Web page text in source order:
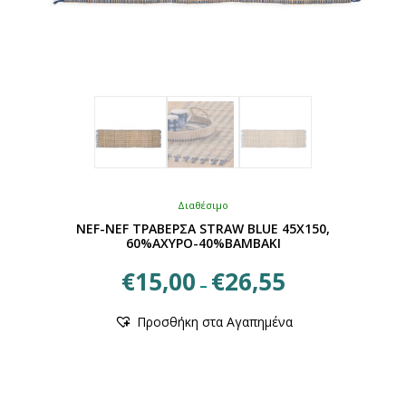
Διαθέσιμο
NEF-NEF ΤΡΑΒΕΡΣΑ STRAW BLUE 45X150,
60%ΑΧΥΡΟ-40%ΒΑΜΒΑΚΙ
€15,00 – €26,55
€15,00
το
Προσθήκη στα Αγαπημένα